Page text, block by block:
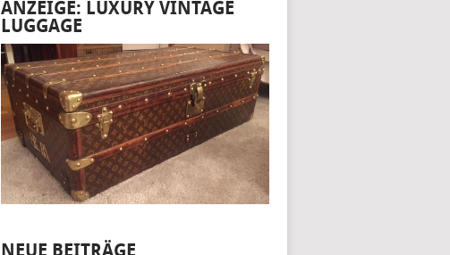
ANZEIGE: LUXURY VINTAGE
LUGGAGE
NEUE BEITRÄGE